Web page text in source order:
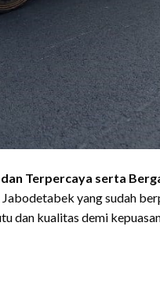
Terpercaya serta
yang sudah
dan kualitas demi